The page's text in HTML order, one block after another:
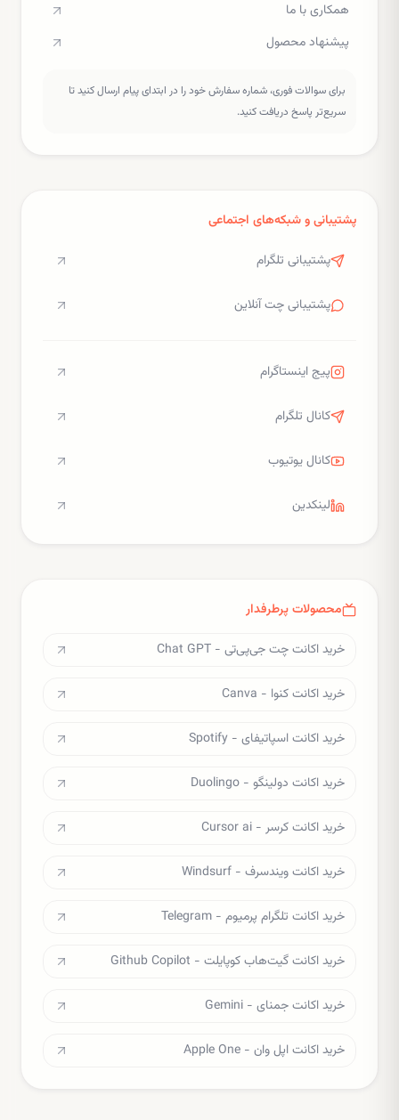
همکاری با ما
پیشنهاد محصول
برای سوالات فوری، شماره سفارش خود را در ابتدای پیام ارسال کنید تا
سریع‌تر پاسخ دریافت کنید.
پشتیبانی و شبکه‌های اجتماعی
پشتیبانی تلگرام
پشتیبانی چت آنلاین
پیج اینستاگرام
کانال تلگرام
کانال یوتیوب
لینکدین
محصولات پرطرفدار
خرید اکانت چت جی‌پی‌تی - Chat GPT
خرید اکانت کنوا - Canva
خرید اکانت اسپاتیفای - Spotify
خرید اکانت دولینگو - Duolingo
خرید اکانت کرسر - Cursor ai
خرید اکانت ویندسرف - Windsurf
خرید اکانت تلگرام پرمیوم - Telegram
خرید اکانت گیت‌هاب کوپایلت - Github Copilot
خرید اکانت جمنای - Gemini
خرید اکانت اپل وان - Apple One